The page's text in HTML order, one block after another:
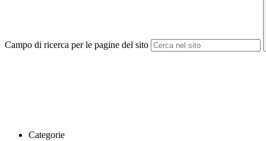
Campo di ricerca per le pagine del sito
Categorie